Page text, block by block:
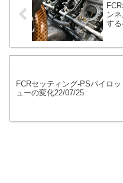
ン
する
FCRセッティング-PSパイロッ
ューの変化22/07/25